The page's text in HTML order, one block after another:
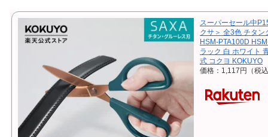
スーパーセール中
クサ＞ 全3色 チタ
HSM-PTA100D
ラック 白 ホワイト
式 コクヨ KOKUYO
価格：1,117円（税